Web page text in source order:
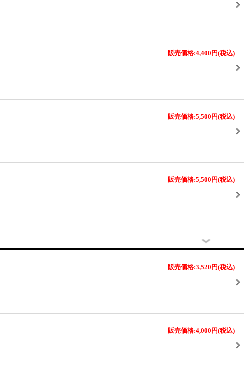
販売価格:4,400円(税込)
販売価格:5,500円(税込)
販売価格:5,500円(税込)
販売価格:3,520円(税込)
販売価格:4,000円(税込)